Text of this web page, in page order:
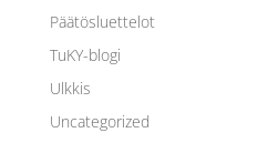
Päätösluettelot
TuKY-blogi
Ulkkis
Uncategorized